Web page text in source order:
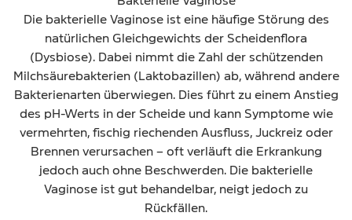
Die bakterielle Vaginose ist eine häufige Störung des
natürlichen Gleichgewichts der Scheidenflora
(Dysbiose). Dabei nimmt die Zahl der schützenden
Milchsäurebakterien (Laktobazillen) ab, während andere
Bakterienarten überwiegen. Dies führt zu einem Anstieg
des pH-Werts in der Scheide und kann Symptome wie
vermehrten, fischig riechenden Ausfluss, Juckreiz oder
Brennen verursachen – oft verläuft die Erkrankung
jedoch auch ohne Beschwerden. Die bakterielle
Vaginose ist gut behandelbar, neigt jedoch zu
Rückfällen.